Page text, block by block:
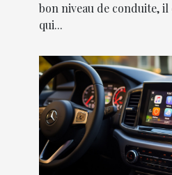
bon niveau de conduite, il
qui...